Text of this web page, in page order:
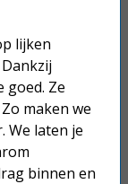
gaat in overleg
lijken
goed. Ze
maken we
We laten je
binnen en